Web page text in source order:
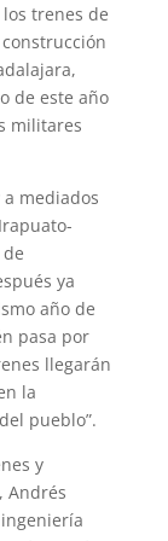
trenes de
de este año
militares
mediados
ya
año de
pasa por
llegarán
la
pueblo”.
y
Andrés